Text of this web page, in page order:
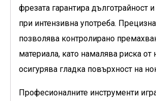
фрезата гарантира дълготрайност
при интензивна употреба.
позволява контролирано
материала, като намалява риска от
осигурява гладка повърхност на
Професионалните инструменти